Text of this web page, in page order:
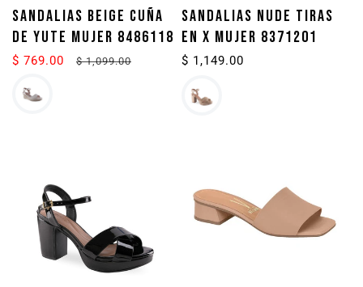
SANDALIAS BEIGE CUÑA
DE YUTE MUJER 8486118
$ 769.00
Precio
Precio
$ 1,099.00
SANDALIAS NUDE TIRAS
EN X MUJER 8371201
Precio
$ 1,149.00